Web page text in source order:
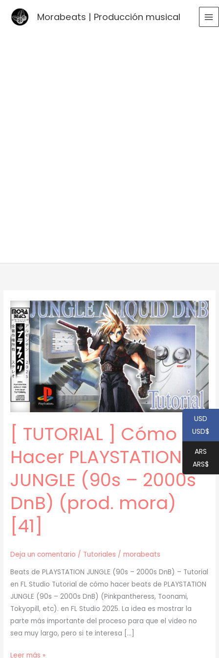
Morabeats | Producción musical
[ TUTORIAL ] Cómo
Hacer PLAYSTATION
JUNGLE (90s – 2000s
DnB) (prod. mora)
[41]
Deja un comentario / Tutoriales /morabeats
Beats de PLAYSTATION JUNGLE (90s – 2000s DnB) – Tutorial
en FL Studio Tutorial de cómo hacer beats de PLAYSTATION
JUNGLE (90s – 2000s DnB) (Pinkpantheress, Toonami,
Tokyopill, etc). en FL Studio 2025. La idea es mostrar la
parte más importante del proceso para que el video no
sea muy largo, pero si te interesa […]
[
Leer más »
USD
USD$
ARS
ARS$